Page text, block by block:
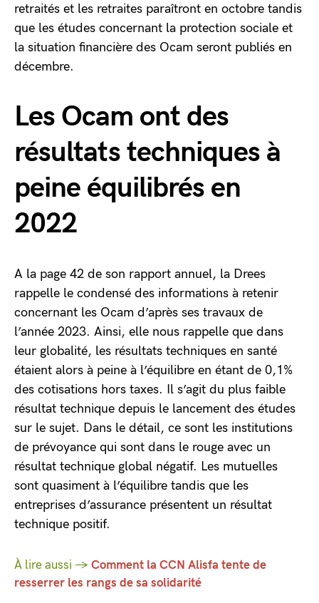
retraités et les retraites paraîtront en octobre tandis
que les études concernant la protection sociale et
la situation financière des Ocam seront publiés en
décembre.
Les Ocam ont des
résultats techniques à
peine équilibrés en
2022
A la page 42 de son rapport annuel, la Drees
rappelle le condensé des informations à retenir
concernant les Ocam d’après ses travaux de
l’année 2023. Ainsi, elle nous rappelle que dans
leur globalité, les résultats techniques en santé
étaient alors à peine à l’équilibre en étant de 0,1%
des cotisations hors taxes. Il s’agit du plus faible
résultat technique depuis le lancement des études
sur le sujet. Dans le détail, ce sont les institutions
de prévoyance qui sont dans le rouge avec un
résultat technique global négatif. Les mutuelles
sont quasiment à l’équilibre tandis que les
entreprises d’assurance présentent un résultat
technique positif.
À lire aussi → Comment la CCN Alisfa tente de
resserrer les rangs de sa solidarité